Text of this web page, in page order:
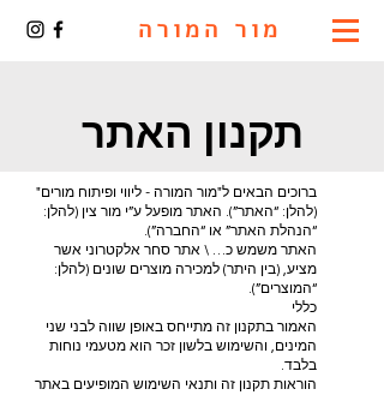
מור המורה
תקנון האתר
ברוכים הבאים ל"מור המורה - ליווי ופיתוח מורים"
(להלן: “האתר”). האתר מופעל ע”י מור צין (להלן:
“הנהלת האתר” או “החברה”).
האתר משמש כ… \ אתר סחר אלקטרוני אשר
מציע, (בין היתר) למכירה מוצרים שונים (להלן:
“המוצרים”).
כללי
האמור בתקנון זה מתייחס באופן שווה לבני שני
המינים, והשימוש בלשון זכר הוא מטעמי נוחות
בלבד.
הוראות תקנון זה ותנאי השימוש המופיעים באתר